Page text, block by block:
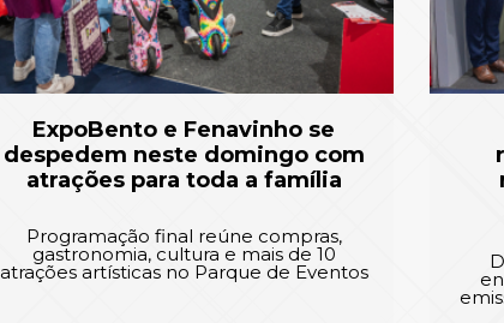
ExpoBento e Fenavinho se
despedem neste domingo com
atrações para toda a família
Programação final reúne compras,
gastronomia, cultura e mais de 10
atrações artísticas no Parque de Eventos